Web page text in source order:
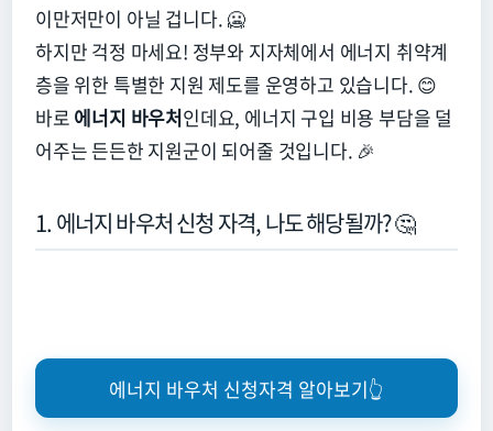
이만저만이 아닐 겁니다. 🥶
하지만 걱정 마세요! 정부와 지자체에서 에너지 취약계
층을 위한 특별한 지원 제도를 운영하고 있습니다. 😊
바로 에너지 바우처인데요, 에너지 구입 비용 부담을 덜
어주는 든든한 지원군이 되어줄 것입니다. 🎉
1. 에너지 바우처 신청 자격, 나도 해당될까? 🤔
에너지 바우처 신청자격 알아보기👆